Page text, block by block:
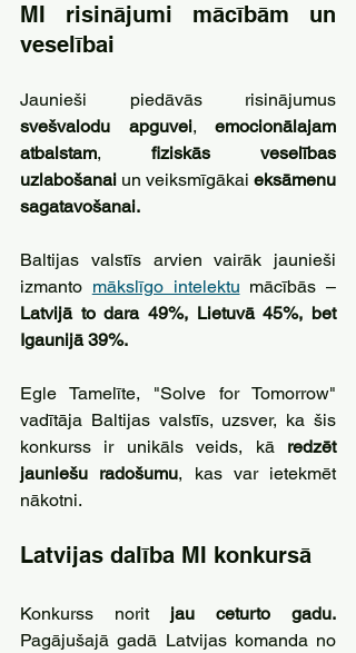
MI risinājumi mācībām un
veselībai
svešvalodu apguvei, emocionālajam
atbalstam, fiziskās veselības
uzlabošanai un veiksmīgākai eksāmenu
sagatavošanai.
Baltijas valstīs arvien vairāk jaunieši
izmanto mākslīgo intelektu
Latvijā to dara 49%, Lietuvā 45%, bet
Igaunijā 39%.
Egle Tamelīte, "Solve for Tomorrow"
vadītāja Baltijas valstīs, uzsver, ka šis
konkurss ir unikāls veids, kā redzēt
jauniešu radošumu, kas var ietekmēt
nākotni.
Latvijas dalība MI konkursā
Konkurss norit jau ceturto gadu.
Pagājušajā gadā Latvijas komanda no